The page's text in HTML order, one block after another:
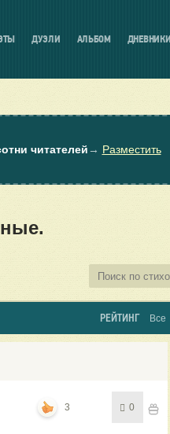
ДУЭЛИ АЛЬБОМ ДНЕВНИКИ
читателей → Разместить
РЕЙТИНГ Все
3 0